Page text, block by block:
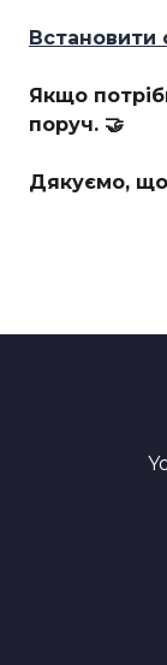
Встановити
Якщо
поруч. 🤝
Дякуємо, що